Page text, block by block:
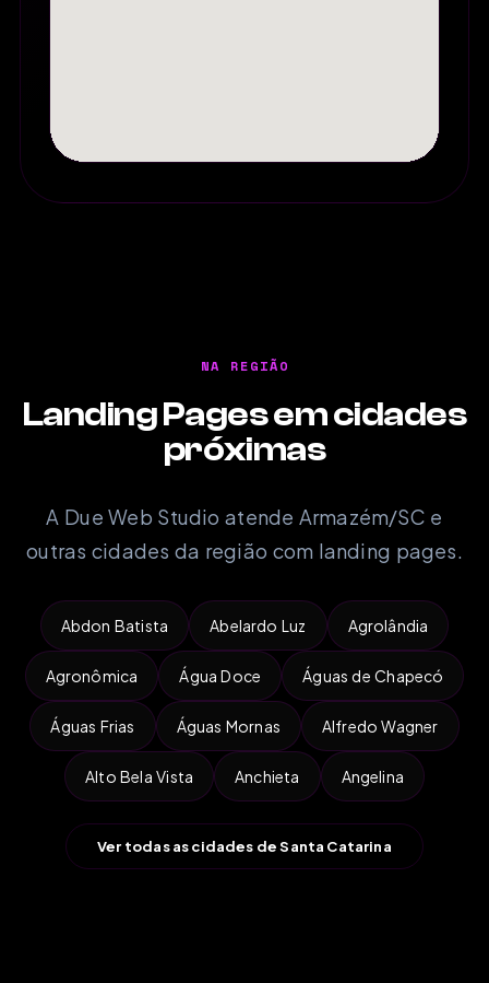
NA REGIÃO
Landing Pages em cidades
próximas
A Due Web Studio atende Armazém/SC e
outras cidades da região com landing pages.
Abdon Batista Abelardo Luz Agrolândia
Agronômica Água Doce Águas de Chapecó
Águas Frias Águas Mornas Alfredo Wagner
Alto Bela Vista Anchieta Angelina
Ver todas as cidades de Santa Catarina